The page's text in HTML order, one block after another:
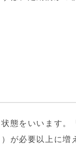
態をいいます
が必要以上に増